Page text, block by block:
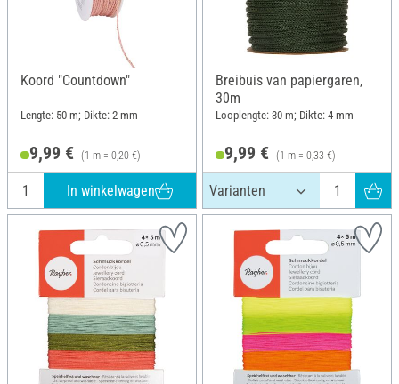
Koord "Countdown"
Lengte: 50 m; Dikte: 2 mm
9,99 € (1 m = 0,20 €)
In winkelwagen
Breibuis van papiergaren,
30m
Looplengte: 30 m; Dikte: 4 mm
9,99 € (1 m = 0,33 €)